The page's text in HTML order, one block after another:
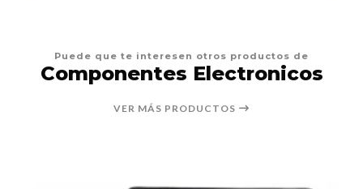
Puede que te interesen otros productos de
Componentes Electronicos
VER MÁS PRODUCTOS